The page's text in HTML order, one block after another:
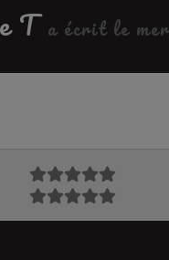
T a écrit le